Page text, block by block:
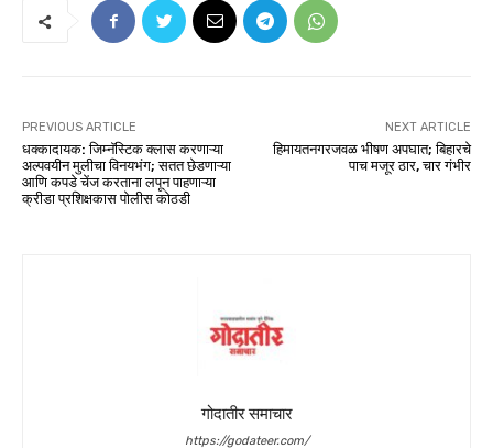
PREVIOUS ARTICLE
धक्कादायक: जिम्नॅस्टिक क्लास करणाऱ्या
अल्पवयीन मुलीचा विनयभंग; सतत छेडणाऱ्या
आणि कपडे चेंज करताना लपून पाहणाऱ्या
क्रीडा प्रशिक्षकास पोलीस कोठडी
NEXT ARTICLE
हिमायतनगरजवळ भीषण अपघात; बिहारचे
पाच मजूर ठार, चार गंभीर
गोदातीर समाचार
https://godateer.com/